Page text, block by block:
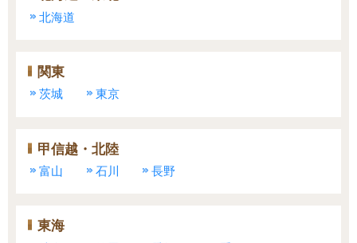
北海道
関東
茨城 東京
甲信越・北陸
富山 石川 長野
東海